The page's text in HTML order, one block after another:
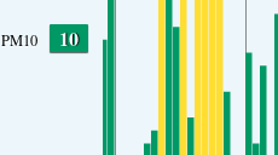
PM10 10